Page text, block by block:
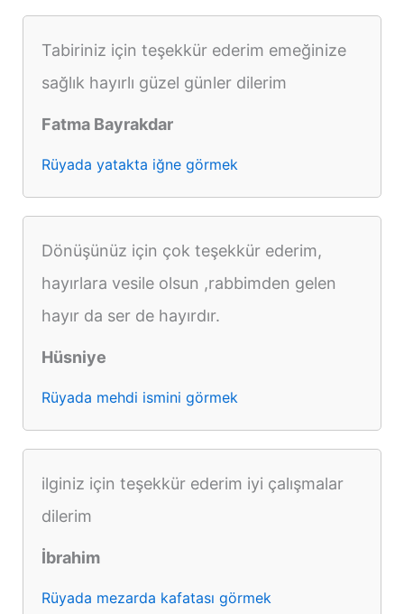
Tabiriniz için teşekkür ederim emeğinize
sağlık hayırlı güzel günler dilerim
Fatma Bayrakdar
Rüyada yatakta iğne görmek
Dönüşünüz için çok teşekkür ederim,
hayırlara vesile olsun ,rabbimden gelen
hayır da ser de hayırdır.
Hüsniye
Rüyada mehdi ismini görmek
ilginiz için teşekkür ederim iyi çalışmalar
dilerim
İbrahim
Rüyada mezarda kafatası görmek